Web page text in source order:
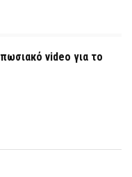
video για το